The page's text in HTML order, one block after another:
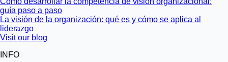
guía paso a paso
La visión de la organización: qué es y cómo se aplica al
liderazgo
Visit our blog
INFO